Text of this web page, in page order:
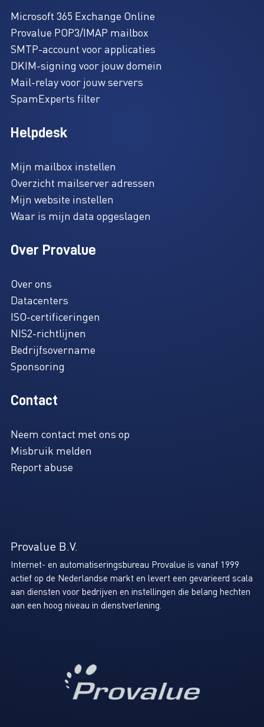
Microsoft 365 Exchange Online
Provalue POP3/IMAP mailbox
SMTP-account voor applicaties
DKIM-signing voor jouw domein
Mail-relay voor jouw servers
SpamExperts filter
Helpdesk
Mijn mailbox instellen
Overzicht mailserver adressen
Mijn website instellen
Waar is mijn data opgeslagen
Over Provalue
Over ons
Datacenters
ISO-certificeringen
NIS2-richtlijnen
Bedrijfsovername
Sponsoring
Contact
Neem contact met ons op
Misbruik melden
Report abuse
Provalue B.V.
Internet- en automatiseringsbureau Provalue is vanaf 1999
actief op de Nederlandse markt en levert een gevarieerd scala
aan diensten voor bedrijven en instellingen die belang hechten
aan een hoog niveau in dienstverlening.